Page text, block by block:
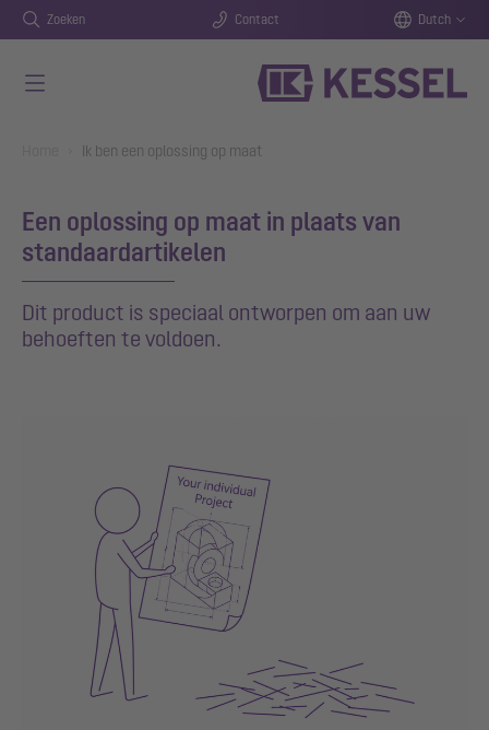
Zoeken Contact Dutch
Ik ben een oplossing op maat
Een oplossing op maat in plaats van
standaardartikelen
Dit product is speciaal ontworpen om aan uw
behoeften te voldoen.